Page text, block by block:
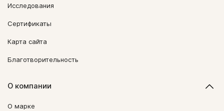
Исследования
Сертификаты
Карта сайта
Благотворительность
О компании
О марке